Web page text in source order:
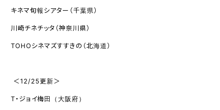
キネマ旬報シアター（千葉県）
川崎チネチッタ（神奈川県）
TOHOシネマズすすきの（北海道）
＜12/25更新＞
T・ジョイ梅田（大阪府）